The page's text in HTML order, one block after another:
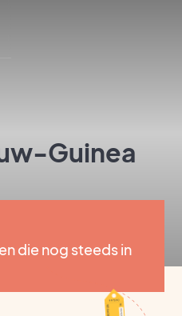
Guinea
die nog steeds in